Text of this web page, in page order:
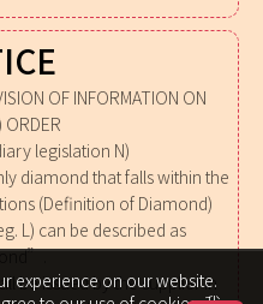
OF INFORMATION ON
ORDER
legislation N)
diamond that falls within the
(Definition of Diamond)
L) can be described as
be issued by the supplier in
experience on our website.